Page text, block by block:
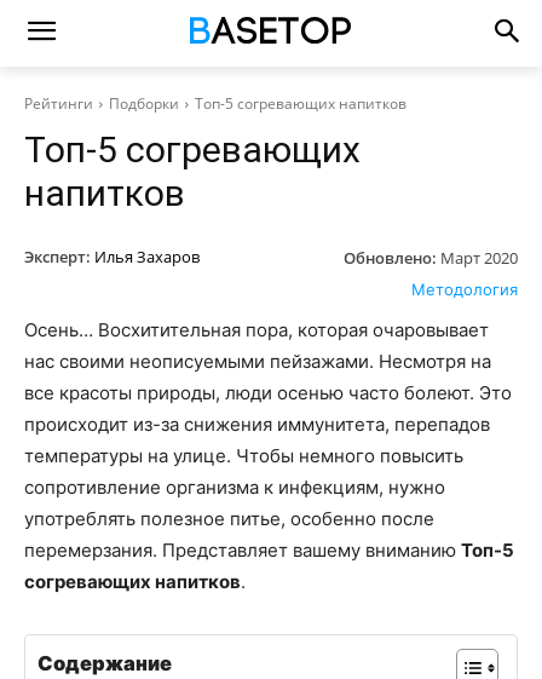
Рейтинги Подборки Топ-5 согревающих напитков
Топ-5 согревающих
напитков
Эксперт: Илья Захаров Обновлено: Март 2020
Методология
Осень… Восхитительная пора, которая очаровывает
нас своими неописуемыми пейзажами. Несмотря на
все красоты природы, люди осенью часто болеют. Это
происходит из-за снижения иммунитета, перепадов
температуры на улице. Чтобы немного повысить
сопротивление организма к инфекциям, нужно
употреблять полезное питье, особенно после
перемерзания. Представляет вашему вниманию Топ-5
согревающих напитков.
Содержание